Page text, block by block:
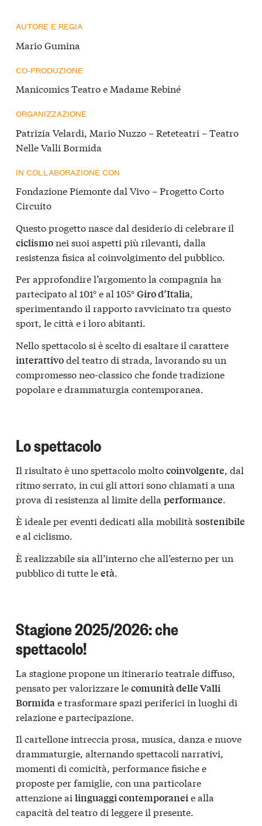
AUTORE E REGIA
Mario Gumina
CO-PRODUZIONE
Manicomics Teatro e Madame Rebiné
ORGANIZZAZIONE
Patrizia Velardi, Mario Nuzzo – Reteteatri – Teatro
Nelle Valli Bormida
IN COLLABORAZIONE CON
Fondazione Piemonte dal Vivo – Progetto Corto
Circuito
Questo progetto nasce dal desiderio di celebrare il
ciclismonei suoi aspetti più rilevanti, dalla
resistenza fisica al coinvolgimento del pubblico.
Per approfondire l’argomento la compagnia ha
partecipato al 101° e al 105°Giro d’Italia,
sperimentando il rapporto ravvicinato tra questo
sport, le città e i loro abitanti.
Nello spettacolo si è scelto di esaltare il carattere
interattivodel teatro di strada, lavorando su un
compromesso neo-classico che fonde tradizione
popolare e drammaturgia contemporanea.
Lo spettacolo
Il risultato è uno spettacolo moltocoinvolgente, dal
ritmo serrato, in cui gli attori sono chiamati a una
prova di resistenza al limite della performance.
È ideale per eventi dedicati alla mobilità sostenibile
e al ciclismo.
È realizzabile sia all’interno che all’esterno per un
pubblico di tutte leetà.
Stagione 2025/2026: che
spettacolo!
La stagione propone un itinerario teatrale diffuso,
pensato per valorizzare lecomunità delle Valli
Bormidae trasformare spazi periferici in luoghi di
relazione e partecipazione.
Il cartellone intreccia prosa, musica, danza e nuove
drammaturgie, alternando spettacoli narrativi,
momenti di comicità, performance fisiche e
proposte per famiglie, con una particolare
attenzione ai linguaggi contemporaneie alla
capacità del teatro di leggere il presente.